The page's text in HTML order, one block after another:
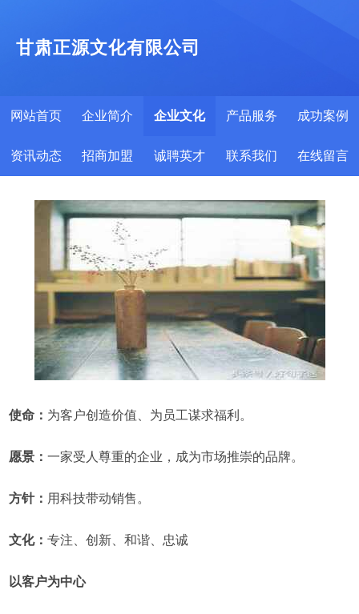
甘肃正源文化有限公司
网站首页 企业简介 企业文化 产品服务 成功案例
资讯动态 招商加盟 诚聘英才 联系我们 在线留言
使命： 为客户创造价值、为员工谋求福利。
愿景：一家受人尊重的企业，成为市场推崇的品牌。
方针： 用科技带动销售。
文化：专注、创新、和谐、忠诚
以客户为中心